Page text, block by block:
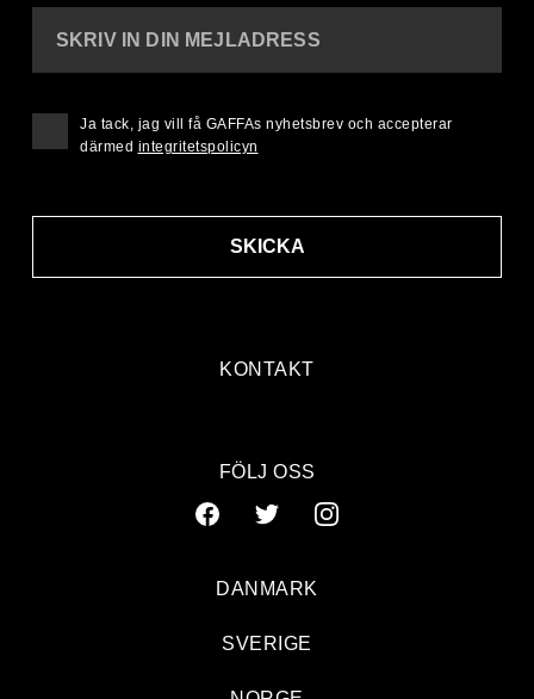
KONTAKT
SKRIV IN DIN MEJLADRESS
SKICKA
Ja tack, jag vill få GAFFAs nyhetsbrev och accepterar
därmed integritetspolicyn
FÖLJ OSS
DANMARK
SVERIGE